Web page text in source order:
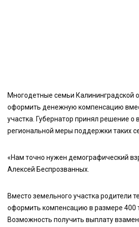
Многодетные семьи Калининградской
оформить денежную компенсацию
участка. Губернатор принял решение о
региональной меры поддержки таких
«Нам точно нужен демографический
Алексей Беспрозванных.
Вместо земельного участка родители
оформить компенсацию в размере 400
Возможность получить выплату